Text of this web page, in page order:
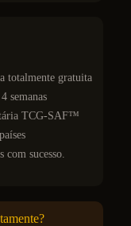
totalmente gratuita
semanas
TCG-SAF™
sucesso.